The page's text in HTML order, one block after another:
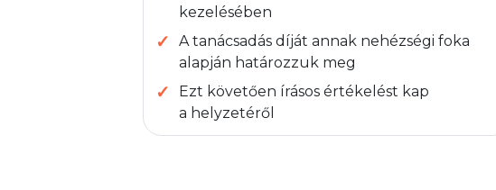
kezelésében
A tanácsadás díját annak nehézségi foka
alapján határozzuk meg
Ezt követően írásos értékelést kap
a helyzetéről